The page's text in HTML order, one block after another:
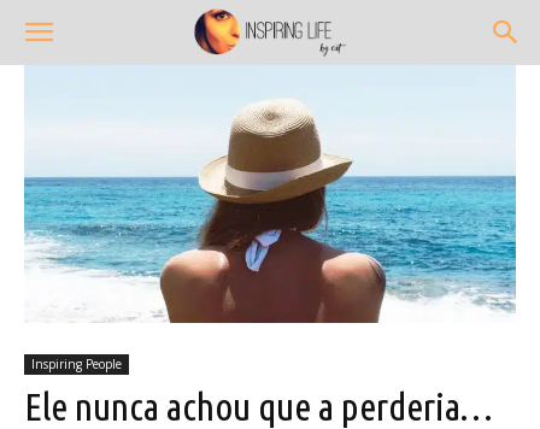
Inspiring People
Ele nunca achou que a perderia…